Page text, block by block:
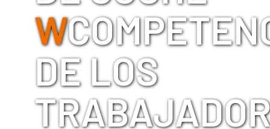
W
DE LOS